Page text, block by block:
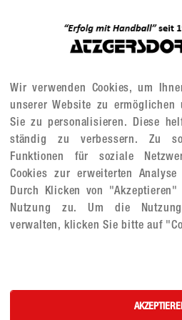
Wir verwenden Cookies, um
unserer Website zu
Sie zu personalisieren. Diese
ständig zu verbessern. Zu
Funktionen für soziale
Cookies zur erweiterten Analyse
Durch Klicken von
Nutzung zu. Um die
verwalten, klicken Sie bitte auf